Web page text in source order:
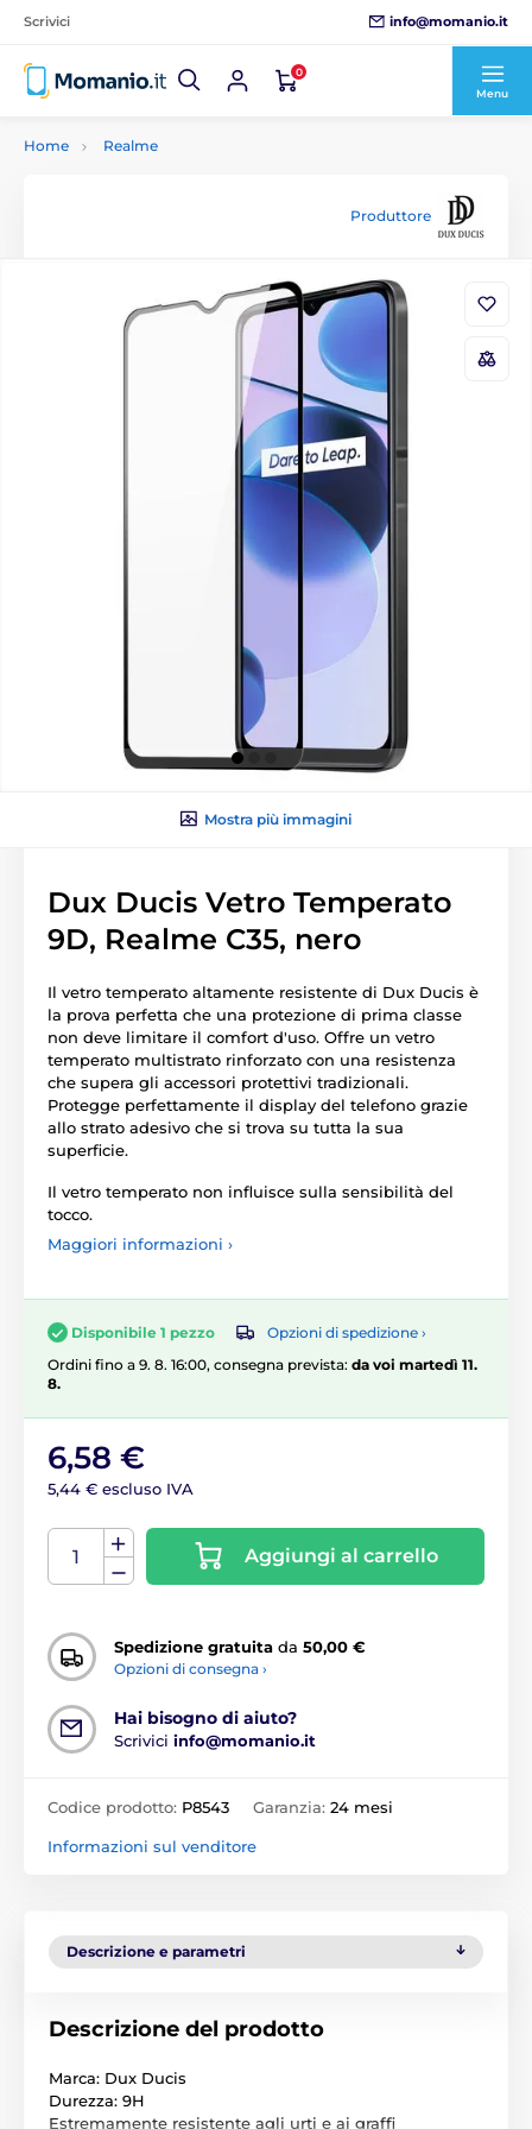
Scrivici info@momanio.it
0
Menu
Home Realme
Produttore
Mostra più immagini
Dux Ducis Vetro Temperato
9D, Realme C35, nero
Il vetro temperato altamente resistente di Dux Ducis è
la prova perfetta che una protezione di prima classe
non deve limitare il comfort d'uso. Offre un vetro
temperato multistrato rinforzato con una resistenza
che supera gli accessori protettivi tradizionali.
Protegge perfettamente il display del telefono grazie
allo strato adesivo che si trova su tutta la sua
superficie.
Il vetro temperato non influisce sulla sensibilità del
tocco.
Maggiori informazioni ›
Disponibile 1 pezzo
Opzioni di spedizione ›
Ordini fino a 9. 8. 16:00, consegna prevista: da voi martedì 11.
8.
6,58 €
5,44 € escluso IVA
Aggiungi al carrello
Spedizione gratuita da 50,00 €
Opzioni di consegna ›
Hai bisogno di aiuto?
Scrivici info@momanio.it
Codice prodotto: P8543 Garanzia: 24 mesi
Informazioni sul venditore
Descrizione e parametri
Descrizione del prodotto
Marca: Dux Ducis
Durezza: 9H
Estremamente resistente agli urti e ai graffi